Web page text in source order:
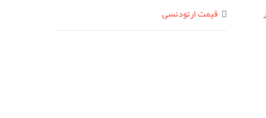
قیمت ارتودنسی